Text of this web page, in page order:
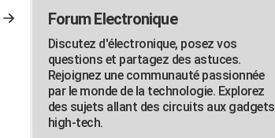
Forum Electronique
Discutez d'électronique, posez vos
questions et partagez des astuces.
Rejoignez une communauté passionnée
par le monde de la technologie. Explorez
des sujets allant des circuits aux gadgets
high-tech.